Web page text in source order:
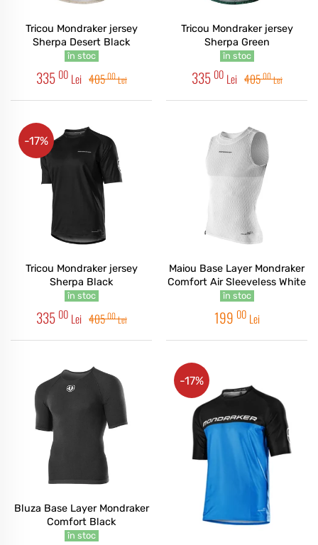
Tricou Mondraker jersey
Sherpa Desert Black
în stoc
335 00 Lei 40500Lei
Tricou Mondraker jersey
Sherpa Green
în stoc
335 00 Lei 40500Lei
Tricou Mondraker jersey
Sherpa Black
în stoc
335 00 Lei 40500Lei
-17%
Maiou Base Layer Mondraker
Comfort Air Sleeveless White
în stoc
199 00 Lei
Bluza Base Layer Mondraker
Comfort Black
în stoc
-17%